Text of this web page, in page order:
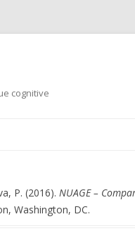
cognitive
P. (2016). NUAGE –
Washington, DC.